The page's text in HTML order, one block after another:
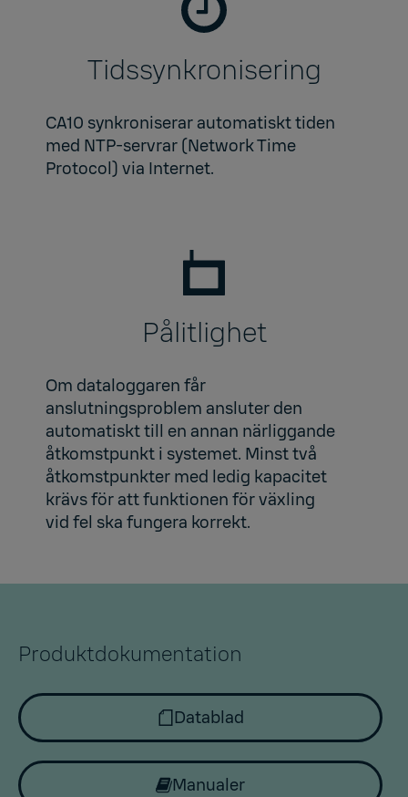
Tidssynkronisering
CA10 synkroniserar automatiskt tiden
med NTP-servrar (Network Time
Protocol) via Internet.
Pålitlighet
Om dataloggaren får
anslutningsproblem ansluter den
automatiskt till en annan närliggande
åtkomstpunkt i systemet. Minst två
åtkomstpunkter med ledig kapacitet
krävs för att funktionen för växling
vid fel ska fungera korrekt.
Produktdokumentation
Datablad
Manualer